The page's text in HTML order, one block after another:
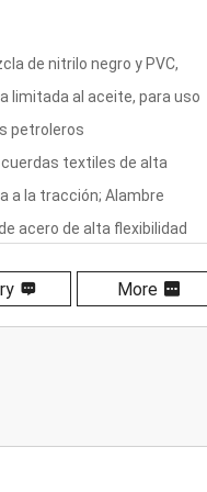
sintético negro
Cuerdas textiles de alta
negra SUPERTUFF
la abrasión, al aceite y al
30 ℃ (-22 °F) a
More